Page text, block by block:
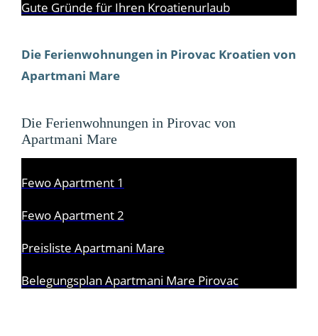
Gute Gründe für Ihren Kroatienurlaub
Die Ferienwohnungen in Pirovac Kroatien von
Apartmani Mare
Die Ferienwohnungen in Pirovac von
Apartmani Mare
Fewo Apartment 1
Fewo Apartment 2
Preisliste Apartmani Mare
Belegungsplan Apartmani Mare Pirovac